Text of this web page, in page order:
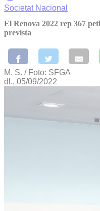
Societat Nacional
El Renova 2022 rep 367
prevista
M. S. / Foto: SFGA
dl., 05/09/2022